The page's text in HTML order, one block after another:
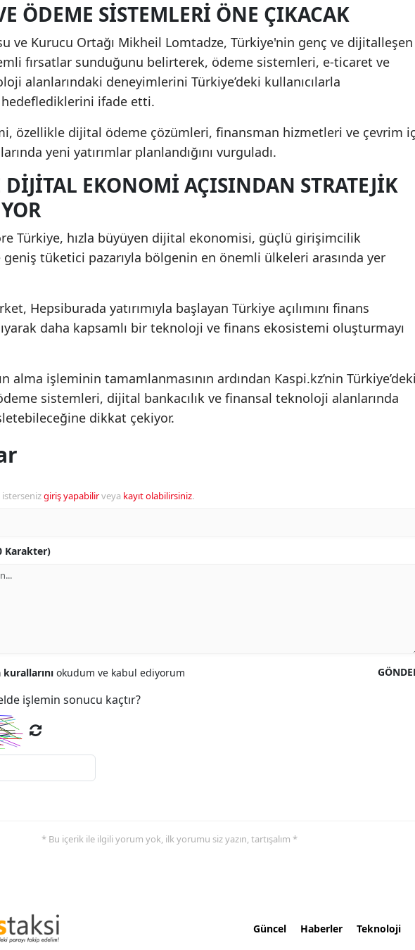
ÖDEME SISTEMLERI ÖNE ÇIKACAK
ve Kurucu Ortağı Mikheil Lomtadze, Türkiye'nin genç ve dijitalleşen
fırsatlar sunduğunu belirterek, ödeme sistemleri, e-ticaret ve
alanlarındaki deneyimlerini Türkiye’deki kullanıcılarla
ifade etti.
özellikle dijital ödeme çözümleri, finansman hizmetleri ve çevrim
yeni yatırımlar planlandığını vurguladı.
DIJITAL EKONOMI AÇISINDAN STRATEJIK
Türkiye, hızla büyüyen dijital ekonomisi, güçlü girişimcilik
tüketici pazarıyla bölgenin en önemli ülkeleri arasında yer
Hepsiburada yatırımıyla başlayan Türkiye açılımını finans
daha kapsamlı bir teknoloji ve finans ekosistemi oluşturmayı
alma işleminin tamamlanmasının ardından Kaspi.kz’nin
sistemleri, dijital bankacılık ve finansal teknoloji alanlarında
dikkat çekiyor.
giriş yapabilirveya kayıt olabilirsiniz.
Karakter)
okudum ve kabul ediyorum
işlemin sonucu kaçtır?
* Bu içerik ile ilgili yorum yok, ilk yorumu siz yazın, tartışalım *
Güncel Haberler Teknoloji